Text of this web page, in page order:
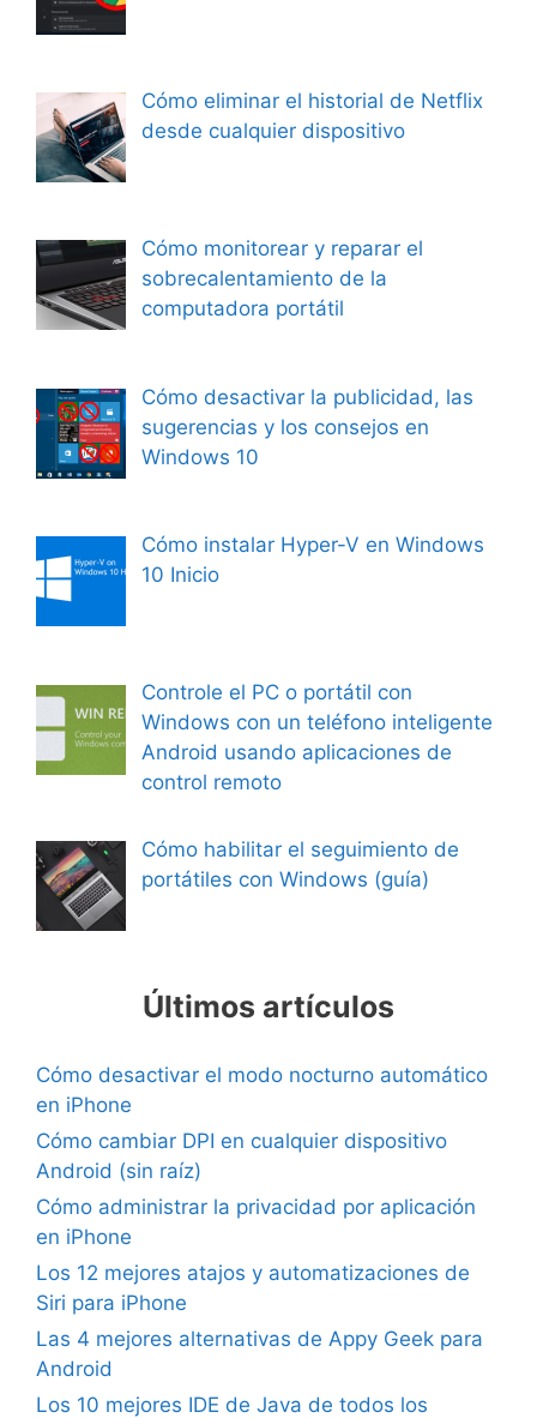
Cómo eliminar el historial de Netflix
desde cualquier dispositivo
Cómo monitorear y reparar el
sobrecalentamiento de la
computadora portátil
Cómo desactivar la publicidad, las
sugerencias y los consejos en
Windows 10
Cómo instalar Hyper-V en Windows
10 Inicio
Controle el PC o portátil con
Windows con un teléfono inteligente
Android usando aplicaciones de
control remoto
Cómo habilitar el seguimiento de
portátiles con Windows (guía)
Últimos artículos
Cómo desactivar el modo nocturno automático
en iPhone
Cómo cambiar DPI en cualquier dispositivo
Android (sin raíz)
Cómo administrar la privacidad por aplicación
en iPhone
Los 12 mejores atajos y automatizaciones de
Siri para iPhone
Las 4 mejores alternativas de Appy Geek para
Android
Los 10 mejores IDE de Java de todos los